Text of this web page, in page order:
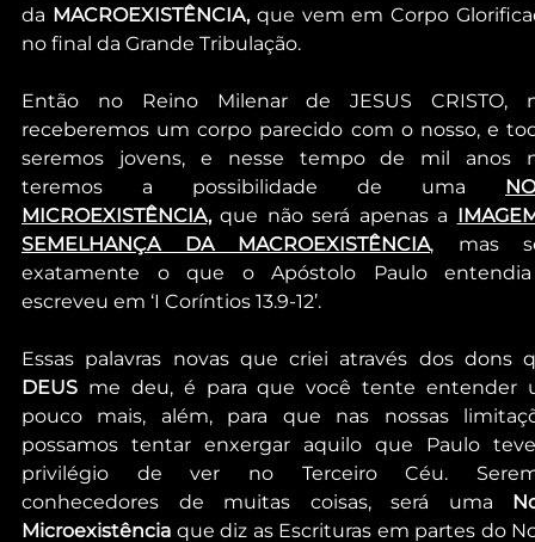
da MACROEXISTÊNCIA, que vem em Corpo
no final da Grande Tribulação.
Então no Reino Milenar de JESUS CRISTO,
receberemos um corpo parecido com o nosso, e
seremos jovens, e nesse tempo de mil anos
teremos a possibilidade de uma
MICROEXISTÊNCIA, que não será apenas a
SEMELHANÇA DA MACROEXISTÊNCIA, mas
exatamente o que o Apóstolo Paulo
escreveu em ‘I Coríntios 13.9-12’.
Essas palavras novas que criei através dos dons
DEUS me deu, é para que você tente entender
pouco mais, além, para que nas nossas
possamos tentar enxergar aquilo que Paulo
privilégio de ver no Terceiro Céu.
conhecedores de muitas coisas, será uma
Microexistência que diz as Escrituras em partes do